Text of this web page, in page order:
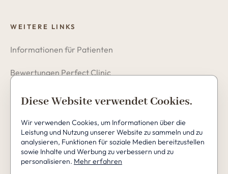
WEITERE LINKS
Informationen für Patienten
Bewertungen Perfect Clinic
Datenschutzerklärung
Cookies
Diese Website verwendet Cookies.
Wir verwenden Cookies, um Informationen über die
Leistung und Nutzung unserer Website zu sammeln und zu
analysieren, Funktionen für soziale Medien bereitzustellen
sowie Inhalte und Werbung zu verbessern und zu
personalisieren. Mehr erfahren